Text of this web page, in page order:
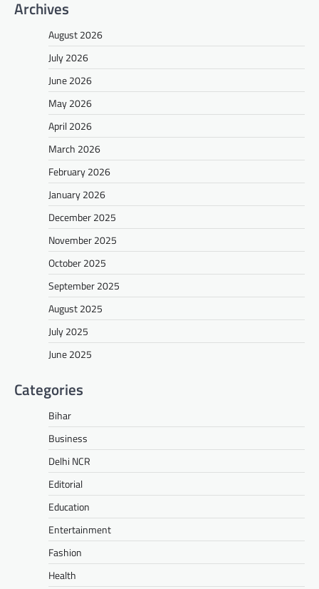
Archives
August 2026
July 2026
June 2026
May 2026
April 2026
March 2026
February 2026
January 2026
December 2025
November 2025
October 2025
September 2025
August 2025
July 2025
June 2025
Categories
Bihar
Business
Delhi NCR
Editorial
Education
Entertainment
Fashion
Health